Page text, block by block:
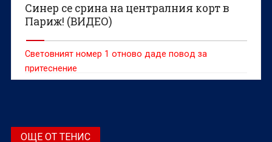
Синер се срина на централния корт в
Париж! (ВИДЕО)
Световният номер 1 отново даде повод за
притеснение
ОЩЕ ОТ ТЕНИС